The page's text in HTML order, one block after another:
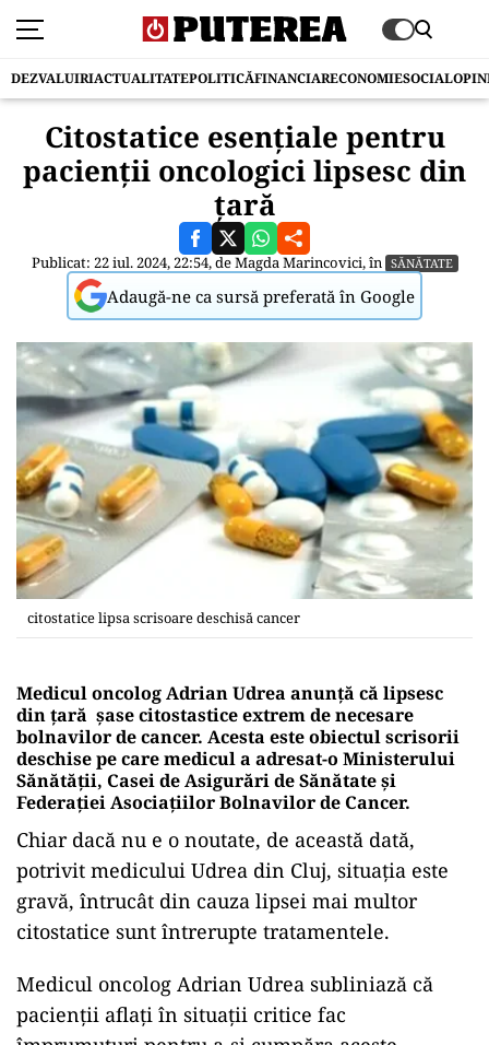
DEZVALUIRIACTUALITATEPOLITICĂFINANCIARECONOMIESOCIAL
Citostatice esențiale pentru
pacienții oncologici lipsesc din
țară
Publicat: 22 iul. 2024, 22:54, deMagda Marincovici, în SĂNĂTATE
Adaugă-ne ca sursă preferată în Google
citostatice lipsa scrisoare deschisă cancer
Medicul oncolog Adrian Udrea anunță că lipsesc
din țară șase citostastice extrem de necesare
bolnavilor de cancer. Acesta este obiectul scrisorii
deschise pe care medicul a adresat-o Ministerului
Sănătății, Casei de Asigurări de Sănătate și
Federației Asociațiilor Bolnavilor de Cancer.
Chiar dacă nu e o noutate, de această dată,
potrivit medicului Udrea din Cluj, situația este
gravă, întrucât din cauza lipsei mai multor
citostatice sunt întrerupte tratamentele.
Medicul oncolog Adrian Udrea subliniază că
pacienții aflați în situații critice fac